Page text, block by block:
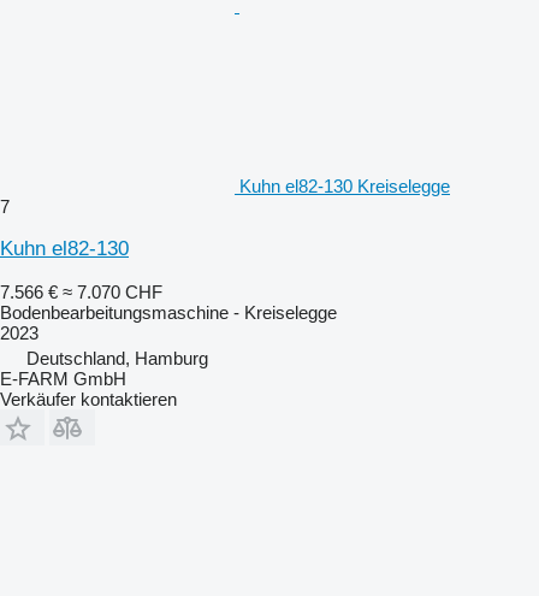
Kuhn el82-130 Kreiselegge
7
Kuhn el82-130
7.566 € ≈ 7.070 CHF
Bodenbearbeitungsmaschine - Kreiselegge
2023
Deutschland, Hamburg
E-FARM GmbH
Verkäufer kontaktieren